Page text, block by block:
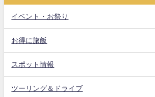
イベント・お祭り
お得に旅飯
スポット情報
ツーリング＆ドライブ